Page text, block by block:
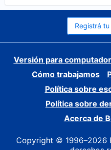
Registrá
Versión para
Cómo trabajamos
Política sobre
Política sobre
Acerca de
Copyright © 1996–2026